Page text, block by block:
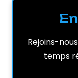
Rejoins-
temps